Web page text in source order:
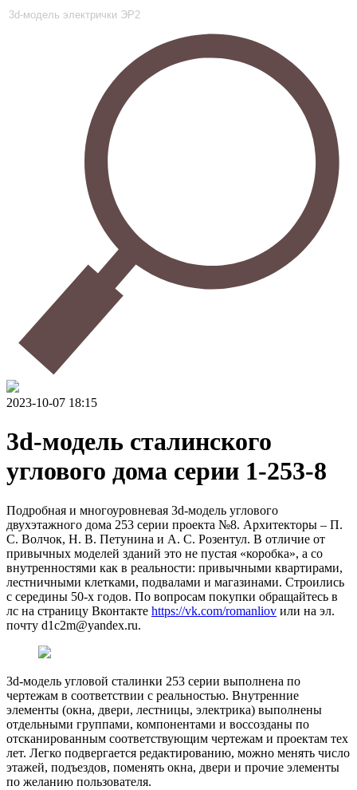
2023-10-07 18:15
3d-модель сталинского
углового дома серии 1-253-8
Подробная и многоуровневая 3d-модель углового
двухэтажного дома 253 серии проекта №8. Архитекторы – П.
С. Волчок, Н. В. Петунина и А. С. Розентул. В отличие от
привычных моделей зданий это не пустая «коробка», а со
внутренностями как в реальности: привычными квартирами,
лестничными клетками, подвалами и магазинами. Строились
с середины 50-х годов. По вопросам покупки обращайтесь в
лс на страницу Вконтакте https://vk.com/romanliov или на эл.
почту d1c2m@yandex.ru.
3d-модель угловой сталинки 253 серии выполнена по
чертежам в соответствии с реальностью. Внутренние
элементы (окна, двери, лестницы, электрика) выполнены
отдельными группами, компонентами и воссозданы по
отсканированным соответствующим чертежам и проектам тех
лет. Легко подвергается редактированию, можно менять число
этажей, подъездов, поменять окна, двери и прочие элементы
по желанию пользователя.